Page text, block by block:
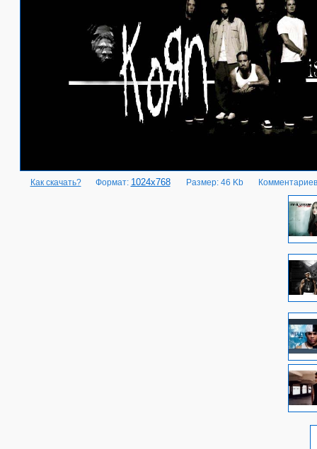
Как скачать? Формат: 1024x768 Размер: 46 Kb